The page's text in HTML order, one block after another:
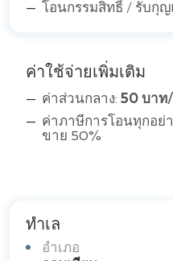
โอนกรรมสิทธิ์ / รับกุญ
ค่าใช้จ่ายเพิ่มเติม
ค่าส่วนกลาง: 50 บาท
ค่าภาษีการโอนทุกอย่
ขาย 50%
ทำเล
อำเภอ